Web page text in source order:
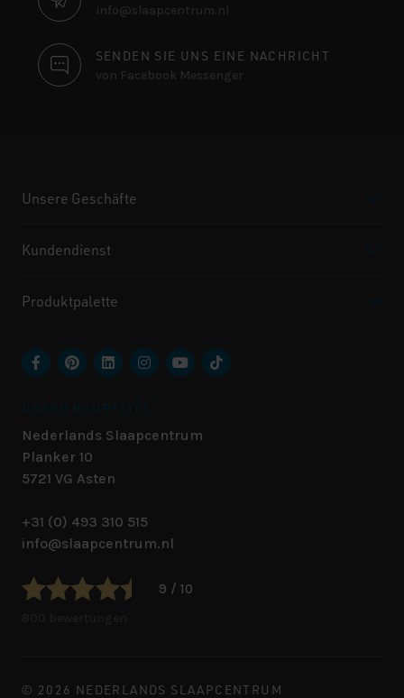
info@slaapcentrum.nl
SENDEN SIE UNS EINE NACHRICHT
von Facebook Messenger
Unsere Geschäfte
Kundendienst
Produktpalette
Nederlands Slaapcentrum
Planker 10
5721 VG Asten
+31 (0) 493 310 515
info@slaapcentrum.nl
9 / 10
© 2026 NEDERLANDS SLAAPCENTRUM